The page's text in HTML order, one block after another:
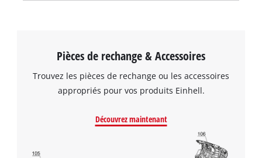
Pièces de rechange & Accessoires
Trouvez les pièces de rechange ou les accessoires
appropriés pour vos produits Einhell.
Découvrez maintenant